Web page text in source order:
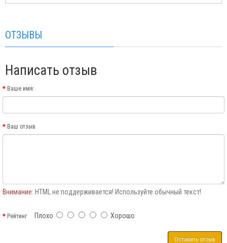
ОТЗЫВЫ
Написать отзыв
Ваше имя:
Ваш отзыв
Внимание: HTML не поддерживается! Используйте обычный текст!
РейтингПлохо Хорошо
Оставить отзыв